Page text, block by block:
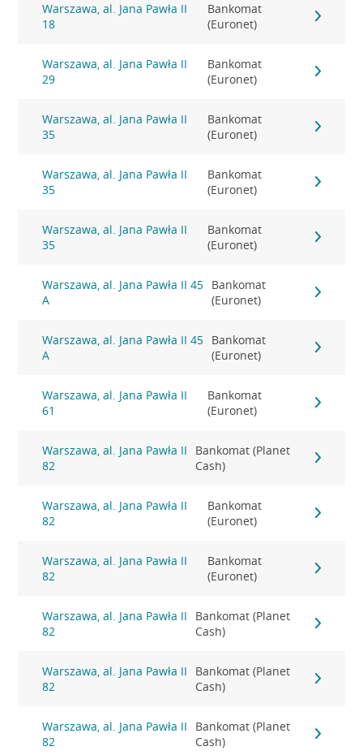
Warszawa, al. Jana Pawła II
18
Bankomat
(Euronet)
Warszawa, al. Jana Pawła II
29
Bankomat
(Euronet)
Warszawa, al. Jana Pawła II
35
Bankomat
(Euronet)
Warszawa, al. Jana Pawła II
35
Bankomat
(Euronet)
Warszawa, al. Jana Pawła II
35
Bankomat
(Euronet)
Warszawa, al. Jana Pawła II 45
A
Bankomat
(Euronet)
Warszawa, al. Jana Pawła II 45
A
Bankomat
(Euronet)
Warszawa, al. Jana Pawła II
61
Bankomat
(Euronet)
Warszawa, al. Jana Pawła II
82
Bankomat (Planet
Cash)
Warszawa, al. Jana Pawła II
82
Bankomat
(Euronet)
Warszawa, al. Jana Pawła II
82
Bankomat
(Euronet)
Warszawa, al. Jana Pawła II
82
Bankomat (Planet
Cash)
Warszawa, al. Jana Pawła II
82
Bankomat (Planet
Cash)
Warszawa, al. Jana Pawła II
82
Bankomat (Planet
Cash)